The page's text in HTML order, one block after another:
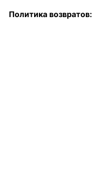
Политика возвратов: